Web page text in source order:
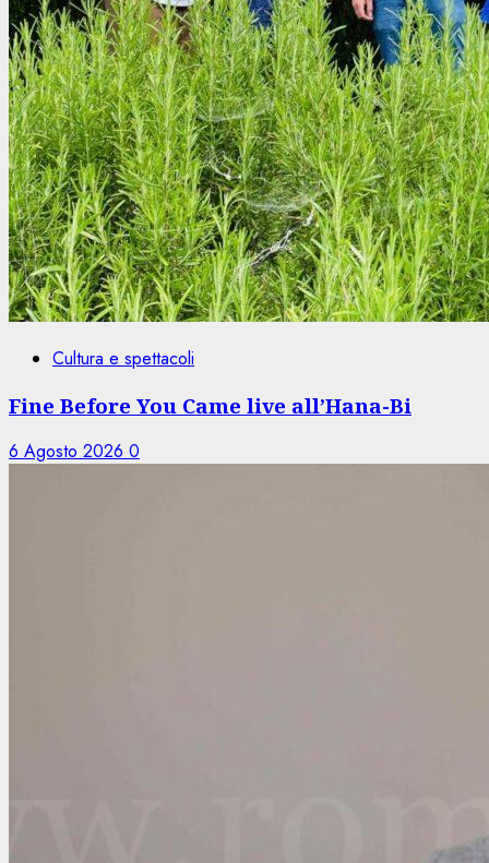
Cultura e spettacoli
Fine Before You Came live all’Hana-Bi
6 Agosto 2026 0